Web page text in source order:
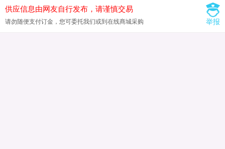
举报
供应信息由网友自行发布，请谨慎交易
请勿随便支付订金，您可委托我们或到在线商城采购